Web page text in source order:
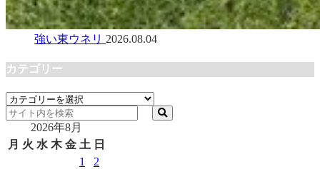
強い東ウネリ 2026.08.04
カテゴリー
カ
テ
リ
2026年8月
月 火 水 木 金 土 日
1
2